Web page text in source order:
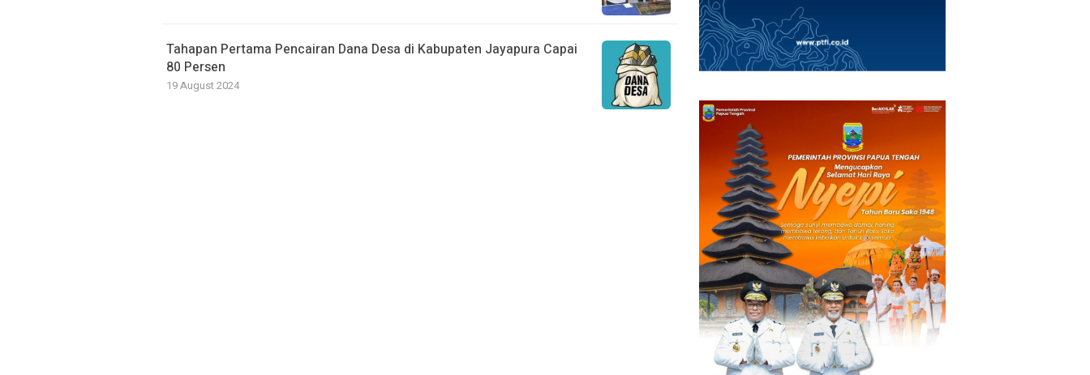
Tahapan Pertama Pencairan Dana Desa di Kabupaten Jayapura Capai
80 Persen
19 August 2024